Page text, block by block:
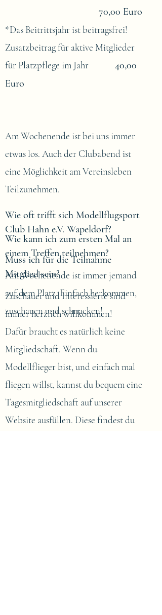
70,00 Euro
*Das Beitrittsjahr ist beitragsfrei!
Zusatzbeitrag für aktive Mitglieder
für Platzpflege im Jahr 40,00
Euro
Am Wochenende ist bei uns immer
etwas los. Auch der Clubabend ist
eine Möglichkeit am Vereinsleben
Teilzunehmen.
Wie kann ich zum ersten Mal an
einem Treffen teilnehmen?
Am Wochenende ist immer jemand
auf dem Platz. Einfach herkommen,
zuschauen und schnacken!
Wie oft trifft sich Modellflugsport
Club Hahn e.V. Wapeldorf?
Muss ich für die Teilnahme
Mitglied sein?
Zuschauer und Interessierte sind
immer herzlich willkommen!
Dafür braucht es natürlich keine
Mitgliedschaft. Wenn du
Modellflieger bist, und einfach mal
fliegen willst, kannst du bequem eine
Tagesmitgliedschaft auf unserer
Website ausfüllen. Diese findest du